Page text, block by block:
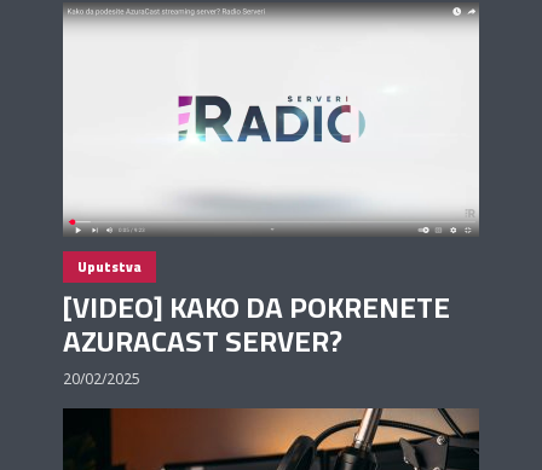
Uputstva
[VIDEO] KAKO DA POKRENETE
AZURACAST SERVER?
20/02/2025